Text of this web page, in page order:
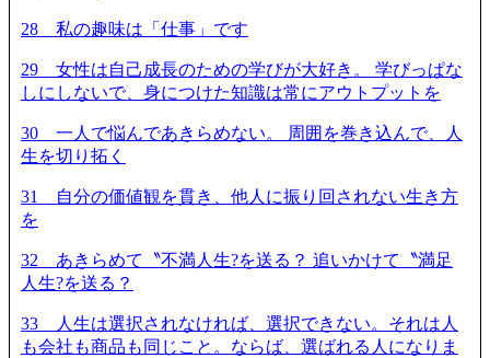
28 私の趣味は「仕事」です
29 女性は自己成長のための学びが大好き。 学びっぱな
しにしないで、身につけた知識は常にアウトプットを
30 一人で悩んであきらめない。 周囲を巻き込んで、人
生を切り拓く
31 自分の価値観を貫き、他人に振り回されない生き方
を
32 あきらめて〝不満人生?を送る？ 追いかけて〝満足
人生?を送る？
33 人生は選択されなければ、選択できない。それは人
も会社も商品も同じこと。ならば、選ばれる人になりま